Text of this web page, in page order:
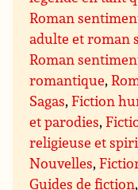
Roman
adulte et roman
Roman
romantique,
Sagas,Fiction
et parodies,
religieuse et
Nouvelles,
Guides de fiction